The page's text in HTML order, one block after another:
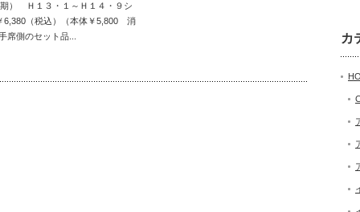
） Ｈ１３・１～Ｈ１４・９シ
6,380（税込）（本体￥5,800 消
側のセット品...
カ